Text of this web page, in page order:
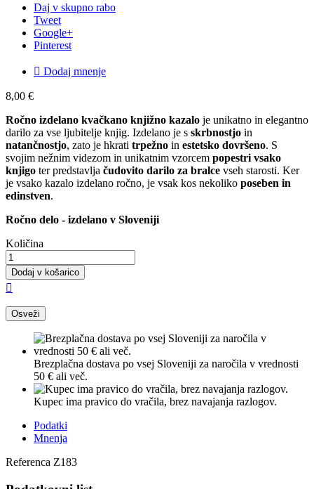
Daj v skupno rabo
Tweet
Google+
Pinterest
 Dodaj mnenje
8,00 €
Ročno izdelano kvačkano knjižno kazalo je unikatno in elegantno
darilo za vse ljubitelje knjig. Izdelano je s skrbnostjo in
natančnostjo, zato je hkrati trpežno in estetsko dovršeno. S
svojim nežnim videzom in unikatnim vzorcem popestri vsako
knjigo ter predstavlja čudovito darilo za bralce vseh starosti. Ker
je vsako kazalo izdelano ročno, je vsak kos nekoliko poseben in
edinstven.
Ročno delo - izdelano v Sloveniji
Količina
Dodaj v košarico

Brezplačna dostava po vsej Sloveniji za naročila v vrednosti
50 € ali več.
Kupec ima pravico do vračila, brez navajanja razlogov.
Podatki
Mnenja
Referenca Z183